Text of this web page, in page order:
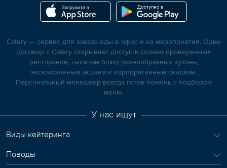
Catery — сервис для заказа еды в офис и на мероприятия. Один
договор с Catery открывает доступ к сотням проверенных
ресторанов, тысячам блюд разнообразных кухонь,
эксклюзивным акциям и корпоративным скидкам.
Персональный менеджер всегда готов помочь с подбором
меню.
У нас ищут
Виды кейтеринга
Поводы